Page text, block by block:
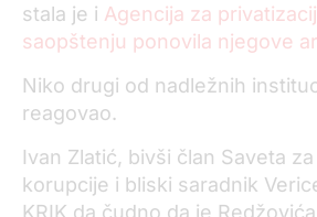
stala je i Agencija za
saopštenju ponovila njegove
Niko drugi od nadležnih
reagovao.
Ivan Zlatić, bivši član Saveta
korupcije i bliski saradnik
KRIK da čudno da je